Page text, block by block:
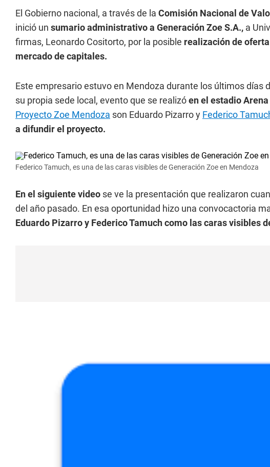
El Gobierno nacional, a través de la Comisión Nacional de
inició un sumario administrativo a Generación Zoe S.A., a
firmas, Leonardo Cositorto, por la posible realización de
mercado de capitales.
Este empresario estuvo en Mendoza durante los últimos días
su propia sede local, evento que se realizóen el estadio
Proyecto Zoe Mendoza son Eduardo Pizarro y Federico
a difundir el proyecto.
Federico Tamuch, es una de las caras visibles de Generación Zoe en Mendoza
En el siguiente video se ve la presentación que realizaron
del año pasado. En esa oportunidad hizo una convocactoria
Eduardo Pizarro y Federico Tamuch como las caras visibles